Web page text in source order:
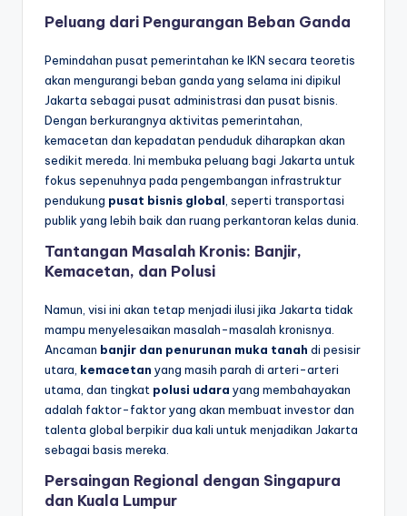
Peluang dari Pengurangan Beban Ganda
Pemindahan pusat pemerintahan ke IKN secara teoretis
akan mengurangi beban ganda yang selama ini dipikul
Jakarta sebagai pusat administrasi dan pusat bisnis.
Dengan berkurangnya aktivitas pemerintahan,
kemacetan dan kepadatan penduduk diharapkan akan
sedikit mereda. Ini membuka peluang bagi Jakarta untuk
fokus sepenuhnya pada pengembangan infrastruktur
pendukung pusat bisnis global , seperti transportasi
publik yang lebih baik dan ruang perkantoran kelas dunia.
Tantangan Masalah Kronis: Banjir,
Kemacetan, dan Polusi
Namun, visi ini akan tetap menjadi ilusi jika Jakarta tidak
mampu menyelesaikan masalah-masalah kronisnya.
Ancaman banjir dan penurunan muka tanah di pesisir
utara, kemacetan yang masih parah di arteri-arteri
utama, dan tingkat polusi udara yang membahayakan
adalah faktor-faktor yang akan membuat investor dan
talenta global berpikir dua kali untuk menjadikan Jakarta
sebagai basis mereka.
Persaingan Regional dengan Singapura
dan Kuala Lumpur